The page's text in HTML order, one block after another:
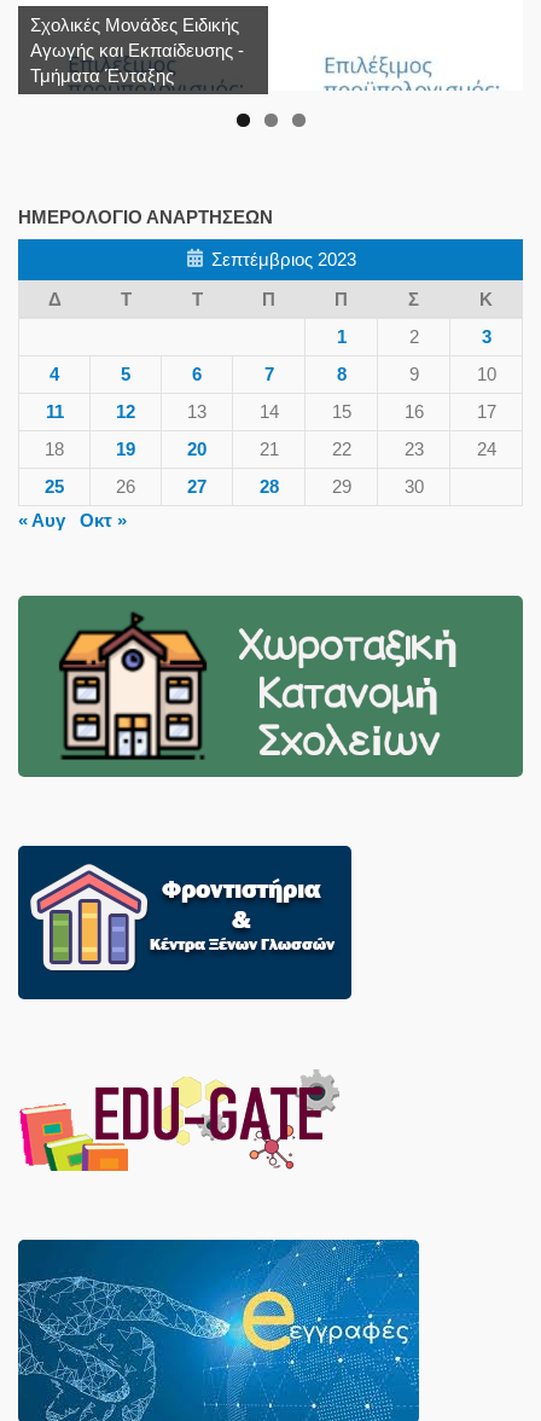
Σχολικές Μονάδες Ειδικής
Αγωγής και Εκπαίδευσης -
Τμήματα Ένταξης
ΗΜΕΡΟΛΌΓΙΟ ΑΝΑΡΤΉΣΕΩΝ
Σεπτέμβριος 2023
Δ
Τ Τ Π Π Σ
Κ
1
2
3
4
5 6 7 8 9
10
11
12 13 14 15 16
17
18
19 20 21 22 23
24
25
26 27 28 29
30
« Αυγ
Οκτ »